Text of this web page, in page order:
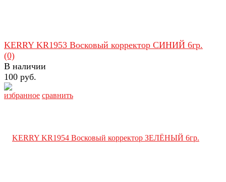
избранное сравнить
KERRY KR1953 Восковый корректор СИНИЙ 6гр.
(0)
В наличии
100 руб.